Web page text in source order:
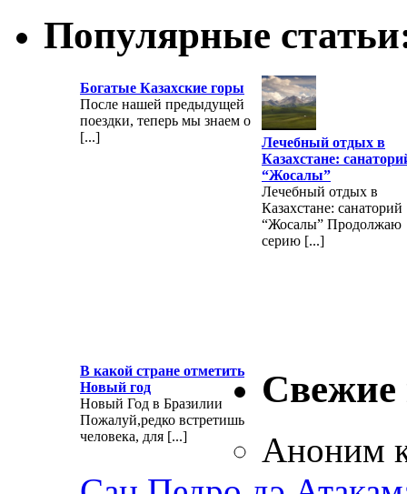
Популярные
Богатые Казахские горы
После нашей предыдущей
поездки, теперь мы знаем о
[...]
Лечебный отдых в
Казахстане:
“Жосалы”
Лечебный отдых в
Казахстане: санаторий
“Жосалы” Продолжаю
серию [...]
В какой стране отметить
Новый год
Новый Год в Бразилии
Пожалуй,редко встретишь
человека, для [...]
Свежие
Аноним